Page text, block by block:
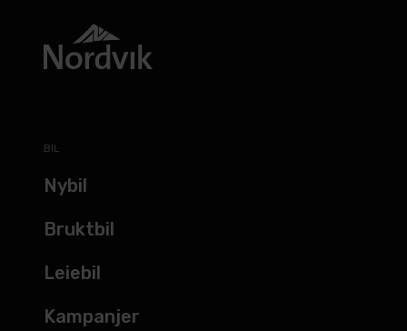
BIL
Nybil
Bruktbil
Leiebil
Kampanjer